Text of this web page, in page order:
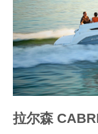
拉尔森